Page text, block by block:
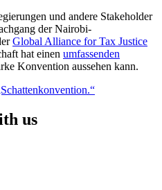
und andere Stakeholder
der Nairobi-
Global Alliance for Tax Justice
hat einen umfassenden
Konvention aussehen kann.
us